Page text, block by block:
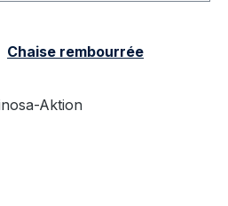
Chaise rembourrée